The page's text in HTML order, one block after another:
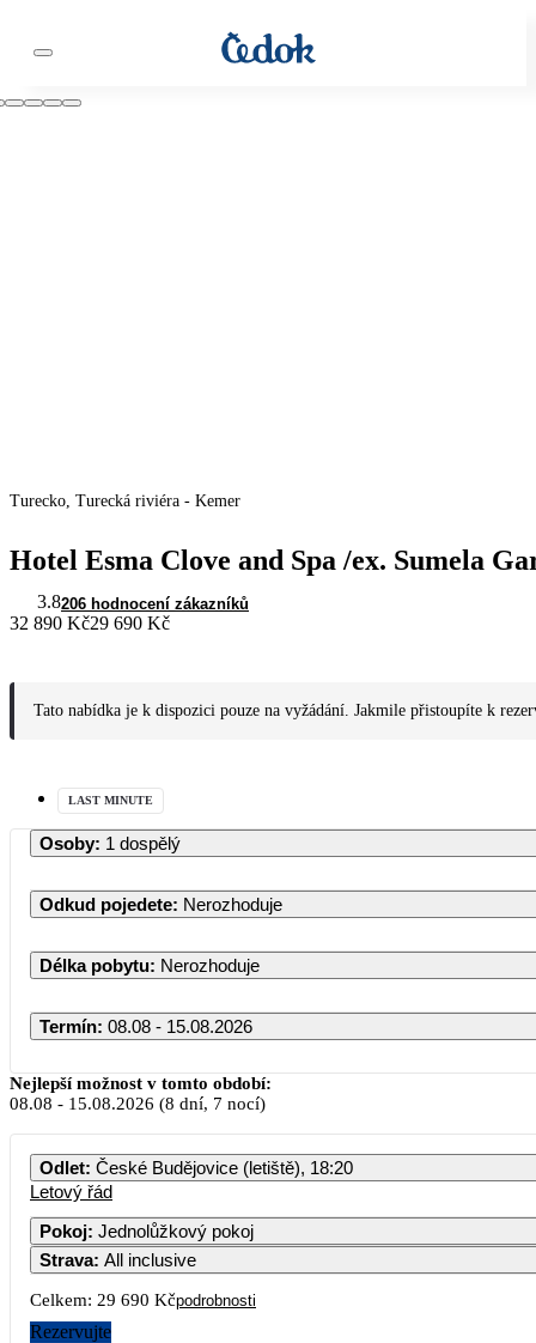
Turecko, Turecká riviéra - Kemer
Hotel Esma Clove and Spa /ex. Sumela
3.8206 hodnocení zákazníků
32 890 Kč29 690 Kč
Tato nabídka je k dispozici pouze na vyžádání. Jakmile přistoupíte k
LAST MINUTE
Osoby: 1 dospělý
Odkud pojedete: Nerozhoduje
Délka pobytu: Nerozhoduje
Termín: 08.08 - 15.08.2026
Nejlepší možnost v tomto období:
08.08 - 15.08.2026 (8 dní, 7 nocí)
Odlet: České Budějovice (letiště), 18:20
Letový řád
Pokoj: Jednolůžkový pokoj
Strava: All inclusive
Celkem: 29 690 Kčpodrobnosti
Rezervujte